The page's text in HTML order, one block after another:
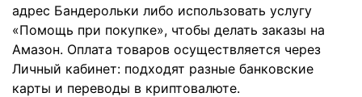
адрес Бандерольки либо использовать услугу
«Помощь при покупке», чтобы делать заказы на
Амазон. Оплата товаров осуществляется через
Личный кабинет: подходят разные банковские
карты и переводы в криптовалюте.